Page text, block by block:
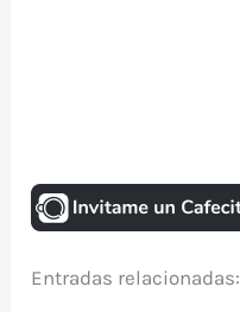
Entradas relacionadas: